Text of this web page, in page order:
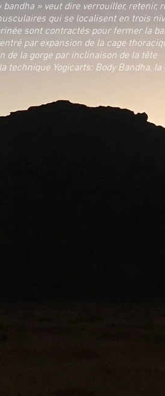
» veut dire verrouiller, retenir,
qui se localisent en trois
sont contractés pour fermer la
par expansion de la cage
de la gorge par inclinaison de la tête
technique Yogicarts: Body Bandha,